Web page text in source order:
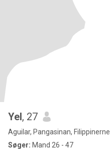
Yel, 27
Aguilar, Pangasinan, Filippinerne
Søger: Mand 26 - 47